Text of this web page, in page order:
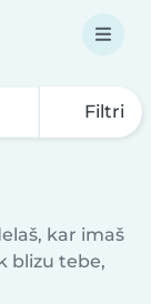
Filtri
kar imaš
blizu tebe,